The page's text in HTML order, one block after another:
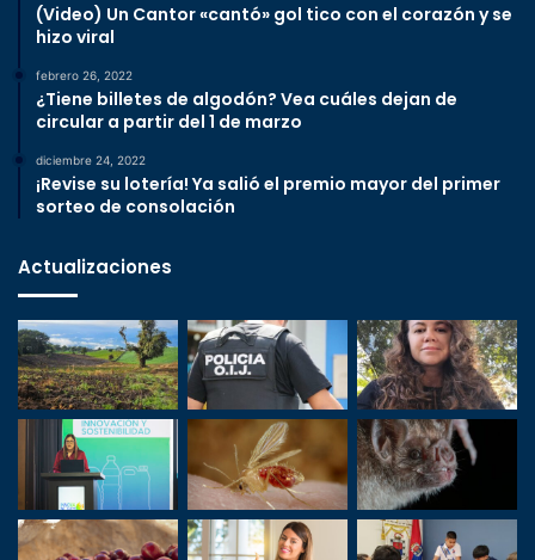
(Video) Un Cantor «cantó» gol tico con el corazón y se
hizo viral
febrero 26, 2022
¿Tiene billetes de algodón? Vea cuáles dejan de
circular a partir del 1 de marzo
diciembre 24, 2022
¡Revise su lotería! Ya salió el premio mayor del primer
sorteo de consolación
Actualizaciones